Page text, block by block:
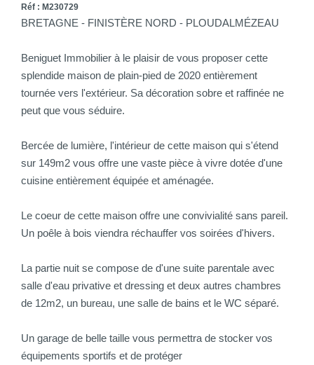
Réf : M230729
BRETAGNE - FINISTÈRE NORD - PLOUDALMÉZEAU
Beniguet Immobilier à le plaisir de vous proposer cette
splendide maison de plain-pied de 2020 entièrement
tournée vers l'extérieur. Sa décoration sobre et raffinée ne
peut que vous séduire.
Bercée de lumière, l'intérieur de cette maison qui s'étend
sur 149m2 vous offre une vaste pièce à vivre dotée d'une
cuisine entièrement équipée et aménagée.
Le coeur de cette maison offre une convivialité sans pareil.
Un poêle à bois viendra réchauffer vos soirées d'hivers.
La partie nuit se compose de d'une suite parentale avec
salle d'eau privative et dressing et deux autres chambres
de 12m2, un bureau, une salle de bains et le WC séparé.
Un garage de belle taille vous permettra de stocker vos
équipements sportifs et de protéger